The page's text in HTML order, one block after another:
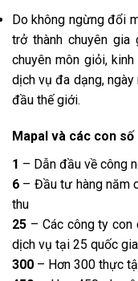
Do không ngừng đổi
trở thành chuyên
chuyên môn giỏi,
dịch vụ đa dạng,
đầu thế giới.
Mapal và các con số
1 – Dẫn đầu về công
6 – Đầu tư hàng năm
thu
25 – Các công ty con
dịch vụ tại 25 quốc gia
300 – Hơn 300 thực